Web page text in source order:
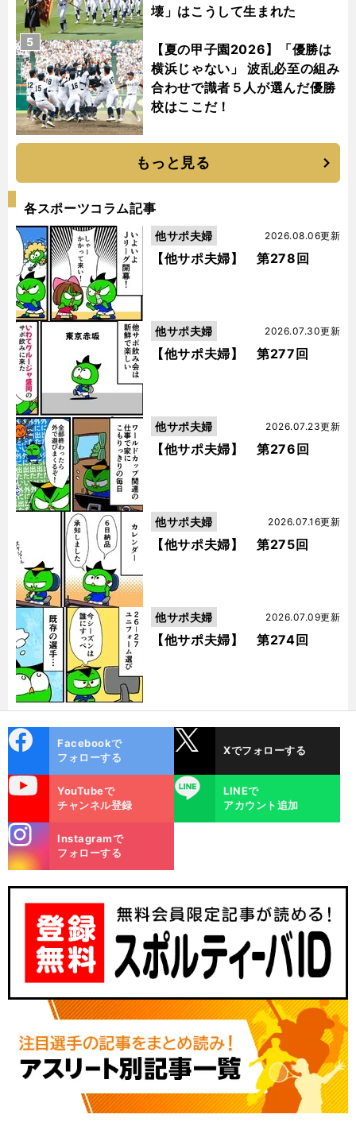
壊」はこうして生まれた
【夏の甲子園2026】「優勝は
横浜じゃない」 波乱必至の組み
合わせで識者５人が選んだ優勝
校はここだ！
5
もっと見る
各スポーツコラム記事
【他サポ夫婦】 第278回
2026.08.06更新
他サポ夫婦
【他サポ夫婦】 第277回
2026.07.30更新
他サポ夫婦
【他サポ夫婦】 第276回
2026.07.23更新
他サポ夫婦
【他サポ夫婦】 第275回
2026.07.16更新
他サポ夫婦
【他サポ夫婦】 第274回
2026.07.09更新
他サポ夫婦
ok
Facebookで
フォローする
Xでフォローする
YouTubeで
チャンネル登録
LINE
LINEで
アカウント追加
m
Instagramで
フォローする